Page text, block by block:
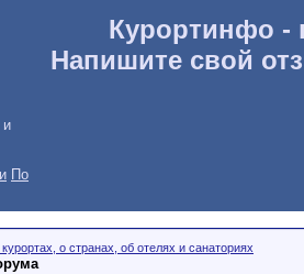
Курортинфо -
Напишите свой
и
По
о странах, об отелях и санаториях